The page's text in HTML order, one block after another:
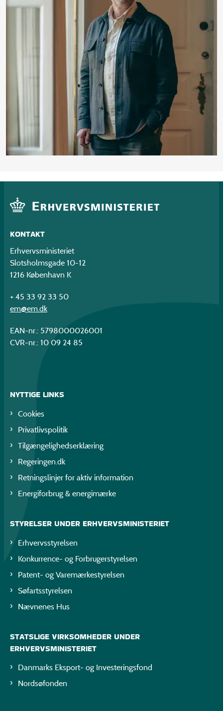
KONTAKT
Erhvervsministeriet
Slotsholmsgade 10-12
1216 København K
+ 45 33 92 33 50
em@em.dk
EAN-nr.: 5798000026001
CVR-nr.: 10 09 24 85
NYTTIGE LINKS
Cookies
Privatlivspolitik
Tilgængelighedserklæring
Regeringen.dk
Retningslinjer for aktiv information
Energiforbrug & energimærke
STYRELSER UNDER ERHVERVSMINISTERIET
Erhvervsstyrelsen
Konkurrence- og Forbrugerstyrelsen
Patent- og Varemærkestyrelsen
Søfartsstyrelsen
Nævnenes Hus
STATSLIGE VIRKSOMHEDER UNDER
ERHVERVSMINISTERIET
Danmarks Eksport- og Investeringsfond
Nordsøfonden